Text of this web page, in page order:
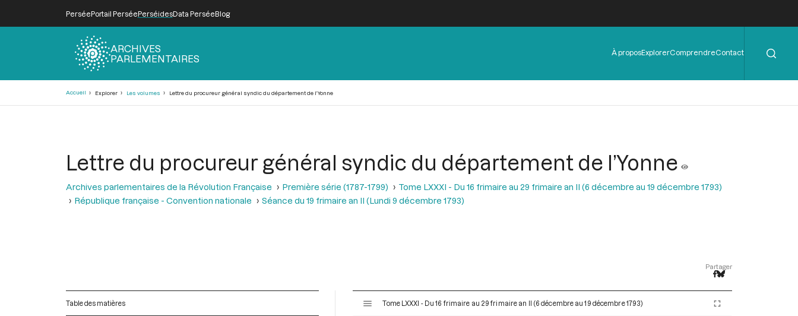
PerséePortail PerséePerséidesData PerséeBlog
ARCHIVES
PARLEMENTAIRES
Menu
de
À proposExplorerComprendreContact
Accueil Explorer Les volumes Lettre du procureur général syndic du département de l’Yonne
Lettre du procureur général syndic du département de l’Yonne
Archives parlementaires de la Révolution Française Première série (1787-1799)
Tome LXXXI - Du 16 frimaire au 29 frimaire an II (6 décembre au 19 décembre 1793)
République française - Convention nationale
Séance du 19 frimaire an II (Lundi 9 décembre 1793)
Partager
Table des matières Tome LXXXI - Du 16 frimaire au 29 frimaire an II (6 décembre au 19 décembre 1793)